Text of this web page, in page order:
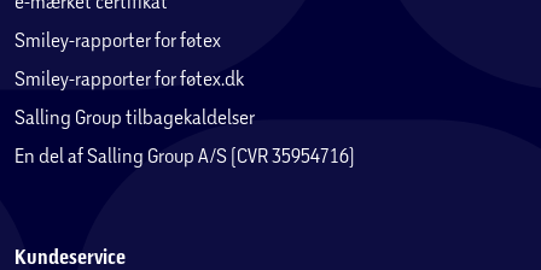
Smiley-rapporter for føtex
Smiley-rapporter for føtex.dk
Salling Group tilbagekaldelser
En del af Salling Group A/S (CVR 35954716)
Kundeservice